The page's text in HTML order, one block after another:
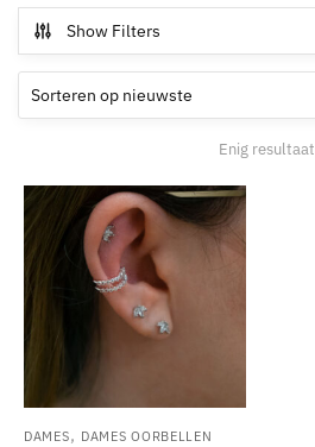
Show Filters
Enig resultaat
DAMES, DAMES OORBELLEN